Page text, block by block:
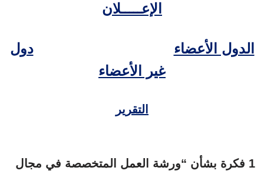
الإعـــــلان
الدول الأعضاء
دول
غير الأعضاء
التقرير
1 فكرة بشأن “ورشة العمل المتخصصة في مجال